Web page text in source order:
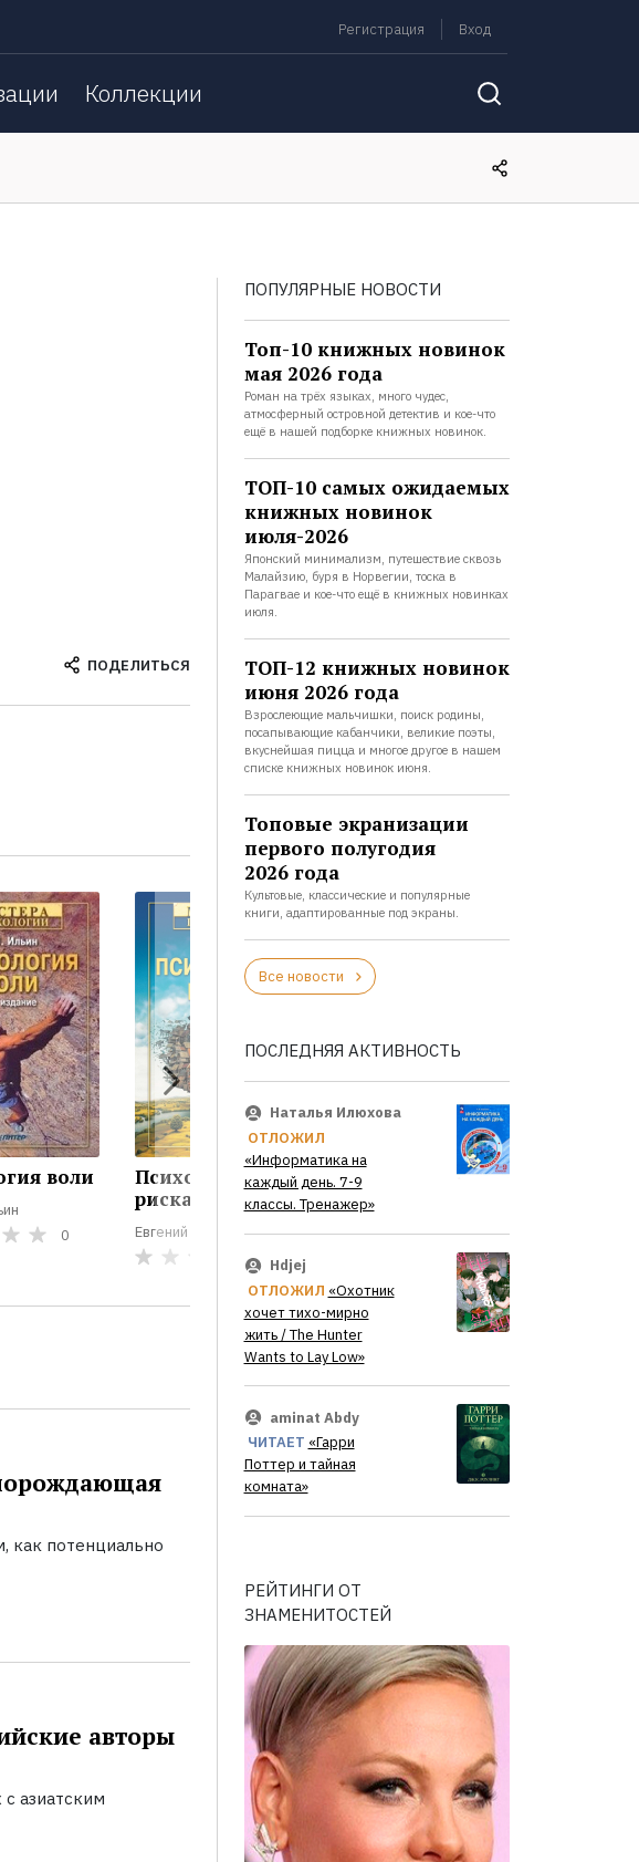
Регистрация Вход
Коллекции
ПОДЕЛИТЬСЯ
воли
0
Психология
риска
Евгений Ильин
0
Мотивация и
мотивы
Евгений Ильин
0
как потенциально
авторы
азиатским
ПОПУЛЯРНЫЕ НОВОСТИ
Топ-10 книжных новинок
мая 2026 года
Роман на трёх языках, много чудес,
атмосферный островной детектив и кое-что
ещё в нашей подборке книжных новинок.
ТОП-10 самых ожидаемых
книжных новинок
июля-2026
Японский минимализм, путешествие сквозь
Малайзию, буря в Норвегии, тоска в
Парагвае и кое-что ещё в книжных новинках
июля.
ТОП-12 книжных новинок
июня 2026 года
Взрослеющие мальчишки, поиск родины,
посапывающие кабанчики, великие поэты,
вкуснейшая пицца и многое другое в нашем
списке книжных новинок июня.
Топовые экранизации
первого полугодия
2026 года
Культовые, классические и популярные
книги, адаптированные под экраны.
Все новости
ПОСЛЕДНЯЯ АКТИВНОСТЬ
Наталья Илюхова
ОТЛОЖИЛ
«Информатика на
каждый день. 7-9
классы. Тренажер»
Hdjej
ОТЛОЖИЛ «Охотник
хочет тихо-мирно
жить / The Hunter
Wants to Lay Low»
aminat Abdy
ЧИТАЕТ «Гарри
Поттер и тайная
комната»
РЕЙТИНГИ ОТ
ЗНАМЕНИТОСТЕЙ